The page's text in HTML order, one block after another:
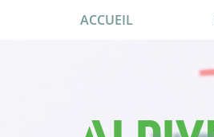
ACCUEIL